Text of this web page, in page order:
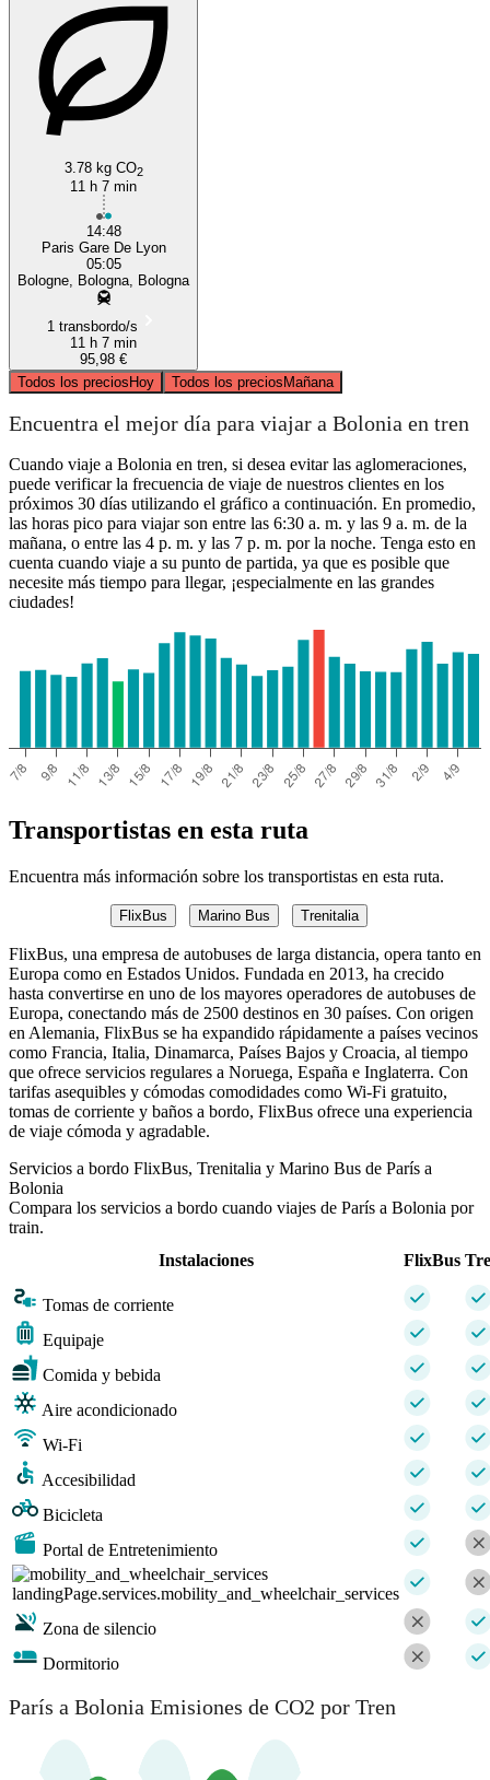
3.78 kg CO2
11 h 7 min
14:48
Paris Gare De Lyon
05:05
Bologne, Bologna, Bologna
1 transbordo/s
11 h 7 min
95,98 €
Todos los preciosHoy Todos los preciosMañana
Encuentra el mejor día para viajar a Bolonia en tren
Cuando viaje a Bolonia en tren, si desea evitar las aglomeraciones,
puede verificar la frecuencia de viaje de nuestros clientes en los
próximos 30 días utilizando el gráfico a continuación. En promedio,
las horas pico para viajar son entre las 6:30 a. m. y las 9 a. m. de la
mañana, o entre las 4 p. m. y las 7 p. m. por la noche. Tenga esto en
cuenta cuando viaje a su punto de partida, ya que es posible que
necesite más tiempo para llegar, ¡especialmente en las grandes
ciudades!
Transportistas en esta ruta
Encuentra más información sobre los transportistas en esta ruta.
FlixBus Marino Bus Trenitalia
FlixBus, una empresa de autobuses de larga distancia, opera tanto en
Europa como en Estados Unidos. Fundada en 2013, ha crecido
hasta convertirse en uno de los mayores operadores de autobuses de
Europa, conectando más de 2500 destinos en 30 países. Con origen
en Alemania, FlixBus se ha expandido rápidamente a países vecinos
como Francia, Italia, Dinamarca, Países Bajos y Croacia, al tiempo
que ofrece servicios regulares a Noruega, España e Inglaterra. Con
tarifas asequibles y cómodas comodidades como Wi-Fi gratuito,
tomas de corriente y baños a bordo, FlixBus ofrece una experiencia
de viaje cómoda y agradable.
Servicios a bordo FlixBus, Trenitalia y Marino Bus de París a
Bolonia
Compara los servicios a bordo cuando viajes de París a Bolonia por
train.
Instalaciones
FlixBus
Tomas de corriente
Equipaje
Comida y bebida
Aire acondicionado
Wi-Fi
Accesibilidad
Bicicleta
Portal de Entretenimiento
landingPage.services.mobility_and_wheelchair_services
Zona de silencio
Dormitorio
París a Bolonia Emisiones de CO2 por Tren